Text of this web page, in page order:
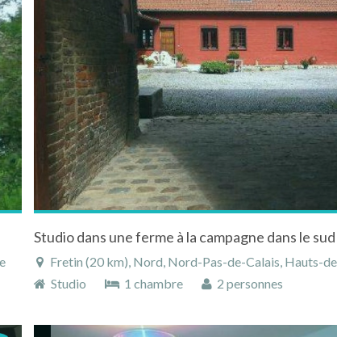
Studio dans une ferme à la campagne dans le
Fretin (20 km), Nord, Nord-Pas-de-Calais, Hauts-
Studio
1 chambre 2 personnes